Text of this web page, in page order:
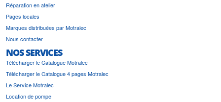
Réparation en atelier
Pages locales
Marques distribuées par Motralec
Nous contacter
NOS SERVICES
Télécharger le Catalogue Motralec
Télécharger le Catalogue 4 pages Motralec
Le Service Motralec
Location de pompe